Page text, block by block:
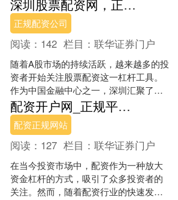
门槛要求，帮助投资者了解....
深圳股票配资网，正规平台实时评测
正规配资公司
阅读： 142 栏目：联华证券门户
随着A股市场的持续活跃，越来越多的投
资者开始关注股票配资这一杠杆工具。
作为中国金融中心之一，深圳汇聚了众
多配资平台，但如何在鱼龙混杂的市场
中筛选出正规可靠的平台....
配资开户网_正规平台推荐
配资正规网站
阅读： 127 栏目：联华证券门户
在当今投资市场中，配资作为一种放大
资金杠杆的方式，吸引了众多投资者的
关注。然而，随着配资行业的快速发